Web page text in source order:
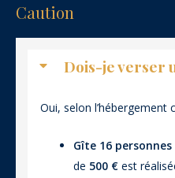
Caution
Dois-je verser
Oui, selon l’hébergement
Gîte 16 personnes
de 500 € est